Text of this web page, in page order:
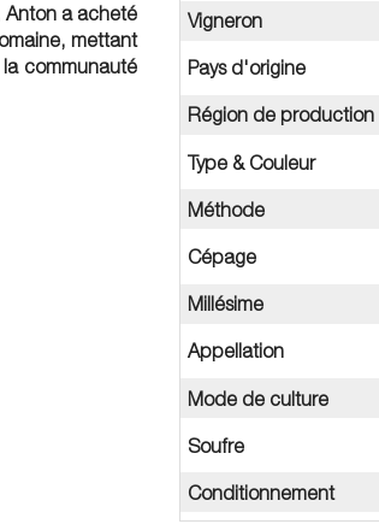
Anton a acheté
mettant
communauté
Vigneron
Pays d'origine
Région de production
Type & Couleur
Méthode
Cépage
Millésime
Appellation
Mode de culture
Soufre
Conditionnement